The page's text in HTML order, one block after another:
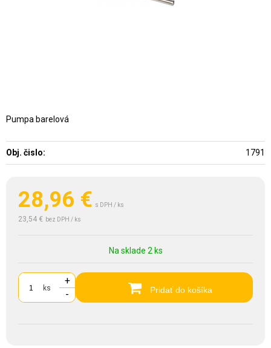
28,96 € s DPH / ks
23,54 € bez DPH / ks
Na sklade 2 ks
ks
+
-
Pridať do košíka
Pumpa barelová
Obj. čislo: 1791